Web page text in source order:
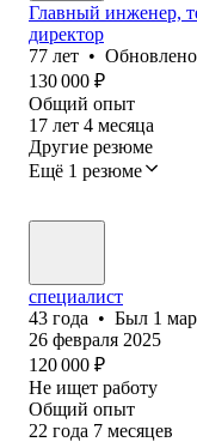
Главный инженер,
директор
77 лет • Обновлено
130 000 ₽
Общий опыт
17 лет 4 месяца
Другие резюме
Ещё 1 резюме
специалист
43 года • Был 1
26 февраля 2025
120 000 ₽
Не ищет работу
Общий опыт
22 года 7 месяцев